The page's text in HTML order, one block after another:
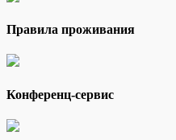
Правила проживания
Конференц-сервис